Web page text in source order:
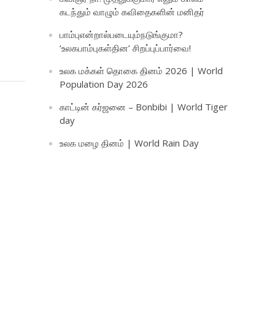
கடந்தும் வாழும் கவிதைகளின் மனிதர்
பாம்புஎன்றால்படையும்நடுங்குமா?
‘உலகபாம்புகள்தின’ சிறப்புப்பார்வை!
உலக மக்கள் தொகை தினம் 2026 | World
Population Day 2026
காட்டின் கர்ஜனை – Bonbibi | World Tiger
day
உலக மழை தினம் | World Rain Day